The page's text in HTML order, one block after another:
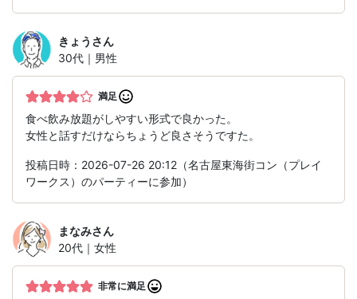
きょう さん
30代｜男性
満足
食べ飲み放題がしやすい形式で良かった。
女性と話すだけならちょうど良さそうですた。
投稿日時：2026-07-26 20:12（名古屋東海街コン（プレイ
ワークス）のパーティーに参加）
まなみさん
20代｜女性
非常に満足